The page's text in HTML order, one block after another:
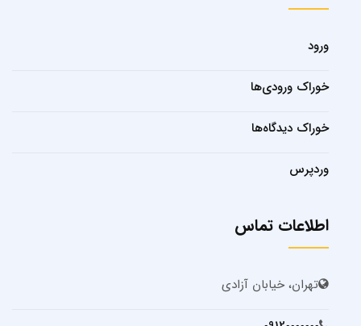
ورود
خوراک ورودی‌ها
خوراک دیدگاه‌ها
وردپرس
اطلاعات تماس
تهران، خیابان آزادی